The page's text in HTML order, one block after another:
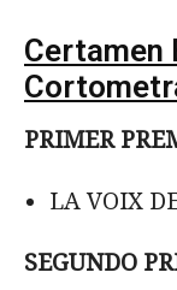
Certamen
PRIMER
LA VOIX
SEGUNDO